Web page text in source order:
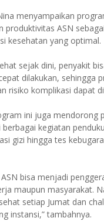
menyampaikan
produktivitas ASN
kesehatan yang optimal.
sejak dini, penyakit
dilakukan, sehingga
risiko komplikasi dapat
ini juga mendorong
berbagai kegiatan
gizi hingga tes
bisa menjadi
maupun masyarakat.
setiap Jumat dan
instansi,” tambahnya.